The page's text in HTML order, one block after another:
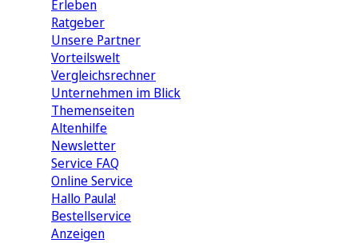
Erleben
Ratgeber
Unsere Partner
Vorteilswelt
Vergleichsrechner
Unternehmen im Blick
Themenseiten
Altenhilfe
Newsletter
Service FAQ
Online Service
Hallo Paula!
Bestellservice
Anzeigen